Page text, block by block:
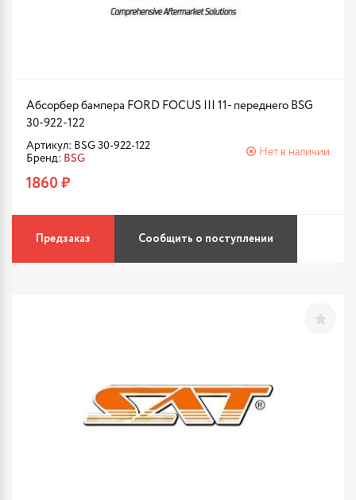
Абсорбер бампера FORD FOCUS III 11- переднего BSG
30-922-122
Артикул: BSG 30-922-122
Бренд: BSG
Нет в наличии
1860 ₽
Предзаказ Сообщить о поступлении